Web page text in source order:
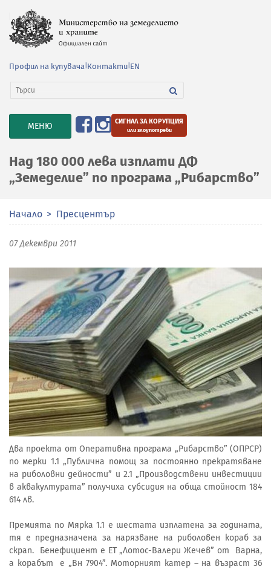
Профил на купувача Контакти EN
TOGGLE
NAVIGATION
МЕНЮ СИГНАЛ ЗА КОРУПЦИЯ
или злоупотреби
Над 180 000 лева изплати ДФ
„Земеделие” по програма „Рибарство”
Начало Пресцентър
07 Декември 2011
Два проекта от Оперативна програма „Рибарство” (ОПРСР)
по мерки 1.1 „Публична помощ за постоянно прекратяване
на риболовни дейности” и 2.1 „Производствени инвестиции
в аквакултурата” получиха субсидия на обща стойност 184
614 лв.
Премията по Мярка 1.1 е шестата изплатена за годината,
тя е предназначена за нарязване на риболовен кораб за
скрап. Бенефициент е ЕТ „Лотос-Валери Жечев” от Варна,
а корабът е „Вн 7904”. Моторният катер – на възраст 36